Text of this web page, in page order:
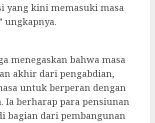
yang kini memasuki masa
ungkapnya.
menegaskan bahwa masa
akhir dari pengabdian,
untuk berperan dengan
Ia berharap para pensiunan
bagian dari pembangunan